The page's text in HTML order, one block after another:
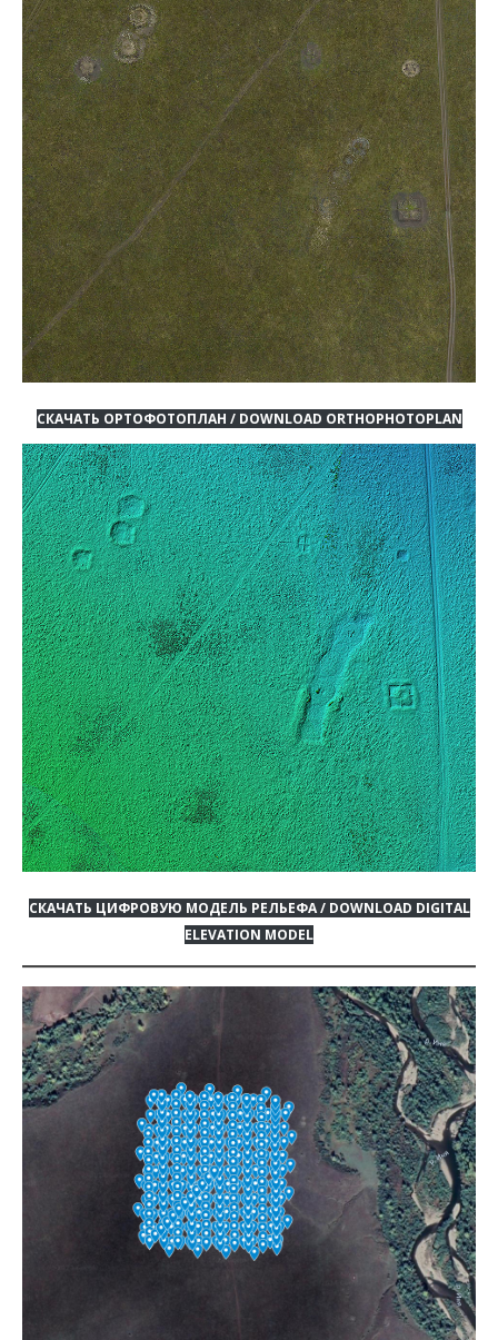
СКАЧАТЬ ОРТОФОТОПЛАН / DOWNLOAD ORTHOPHOTOPLAN
СКАЧАТЬ ЦИФРОВУЮ МОДЕЛЬ РЕЛЬЕФА / DOWNLOAD DIGITAL
ELEVATION MODEL